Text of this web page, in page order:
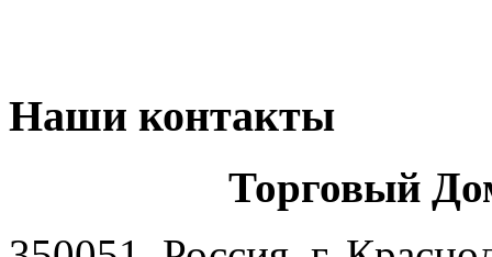
Наши контакты
Торговый